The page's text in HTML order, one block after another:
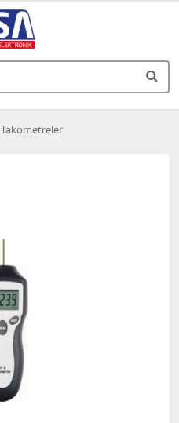
Takometreler